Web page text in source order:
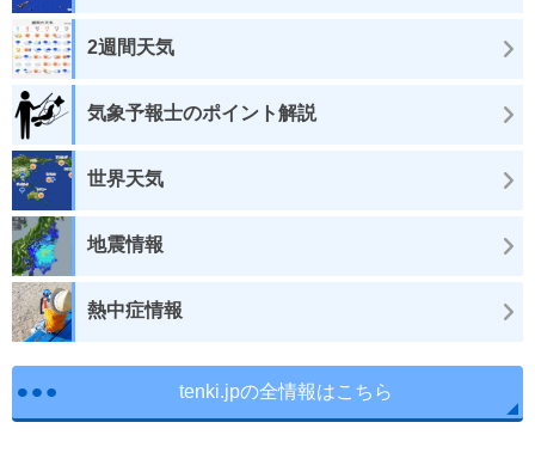
2週間天気
気象予報士のポイント解説
世界天気
地震情報
熱中症情報
tenki.jpの全情報はこちら